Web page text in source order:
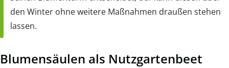
den Winter ohne weitere Maßnahmen draußen stehen
lassen.
Blumensäulen als Nutzgartenbeet